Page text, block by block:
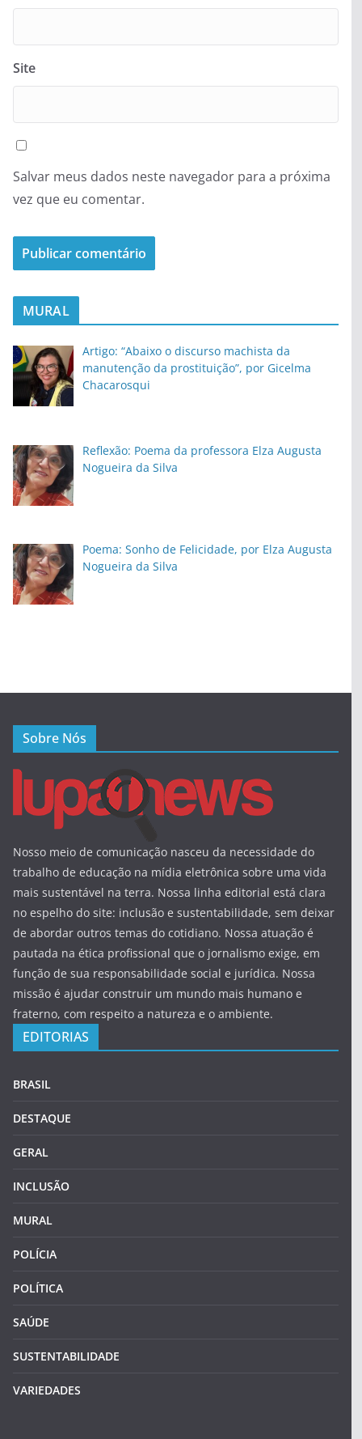
Site
Salvar meus dados neste navegador para a próxima
vez que eu comentar.
MURAL
Artigo: “Abaixo o discurso machista da
manutenção da prostituição”, por Gicelma
Chacarosqui
Reflexão: Poema da professora Elza Augusta
Nogueira da Silva
Poema: Sonho de Felicidade, por Elza Augusta
Nogueira da Silva
Sobre Nós
Nosso meio de comunicação nasceu da necessidade do
trabalho de educação na mídia eletrônica sobre uma vida
mais sustentável na terra. Nossa linha editorial está clara
no espelho do site: inclusão e sustentabilidade, sem deixar
de abordar outros temas do cotidiano. Nossa atuação é
pautada na ética profissional que o jornalismo exige, em
função de sua responsabilidade social e jurídica. Nossa
missão é ajudar construir um mundo mais humano e
fraterno, com respeito a natureza e o ambiente.
EDITORIAS
BRASIL
DESTAQUE
GERAL
INCLUSÃO
MURAL
POLÍCIA
POLÍTICA
SAÚDE
SUSTENTABILIDADE
VARIEDADES